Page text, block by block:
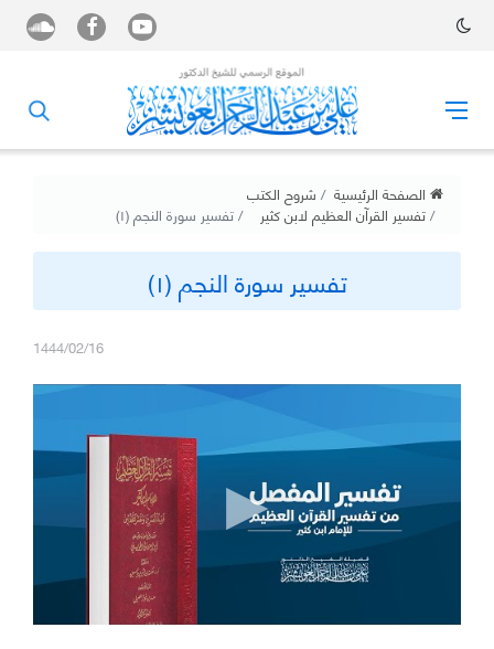
الصفحة الرئيسية شروح الكتب
تفسير القرآن العظيم لابن كثير تفسير سورة النجم (١)
تفسير سورة النجم (١)
1444/02/16